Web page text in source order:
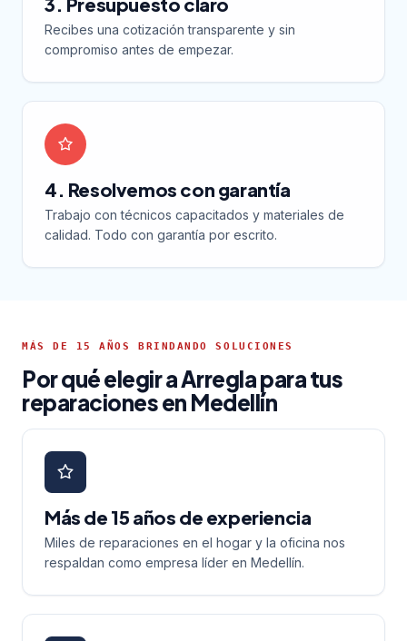
Recibes una cotización transparente y sin
compromiso antes de empezar.
4. Resolvemos con garantía
Trabajo con técnicos capacitados y materiales de
calidad. Todo con garantía por escrito.
MÁS DE 15 AÑOS BRINDANDO SOLUCIONES
Por qué elegir a Arregla para tus
reparaciones en Medellín
Más de 15 años de experiencia
Miles de reparaciones en el hogar y la oficina nos
respaldan como empresa líder en Medellín.